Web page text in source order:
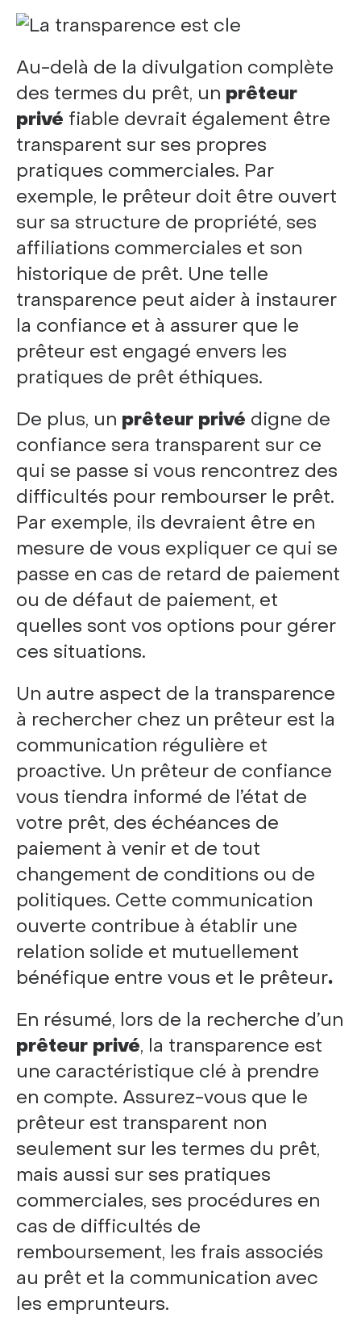
Au-delà de la divulgation complète
des termes du prêt, un prêteur
privé fiable devrait également être
transparent sur ses propres
pratiques commerciales. Par
exemple, le prêteur doit être ouvert
sur sa structure de propriété, ses
affiliations commerciales et son
historique de prêt. Une telle
transparence peut aider à instaurer
la confiance et à assurer que le
prêteur est engagé envers les
pratiques de prêt éthiques.
De plus, un prêteur privé digne de
confiance sera transparent sur ce
qui se passe si vous rencontrez des
difficultés pour rembourser le prêt.
Par exemple, ils devraient être en
mesure de vous expliquer ce qui se
passe en cas de retard de paiement
ou de défaut de paiement, et
quelles sont vos options pour gérer
ces situations.
Un autre aspect de la transparence
à rechercher chez un prêteur est la
communication régulière et
proactive. Un prêteur de confiance
vous tiendra informé de l’état de
votre prêt, des échéances de
paiement à venir et de tout
changement de conditions ou de
politiques. Cette communication
ouverte contribue à établir une
relation solide et mutuellement
bénéfique entre vous et le prêteur.
En résumé, lors de la recherche d’un
prêteur privé, la transparence est
une caractéristique clé à prendre
en compte. Assurez-vous que le
prêteur est transparent non
seulement sur les termes du prêt,
mais aussi sur ses pratiques
commerciales, ses procédures en
cas de difficultés de
remboursement, les frais associés
au prêt et la communication avec
les emprunteurs.